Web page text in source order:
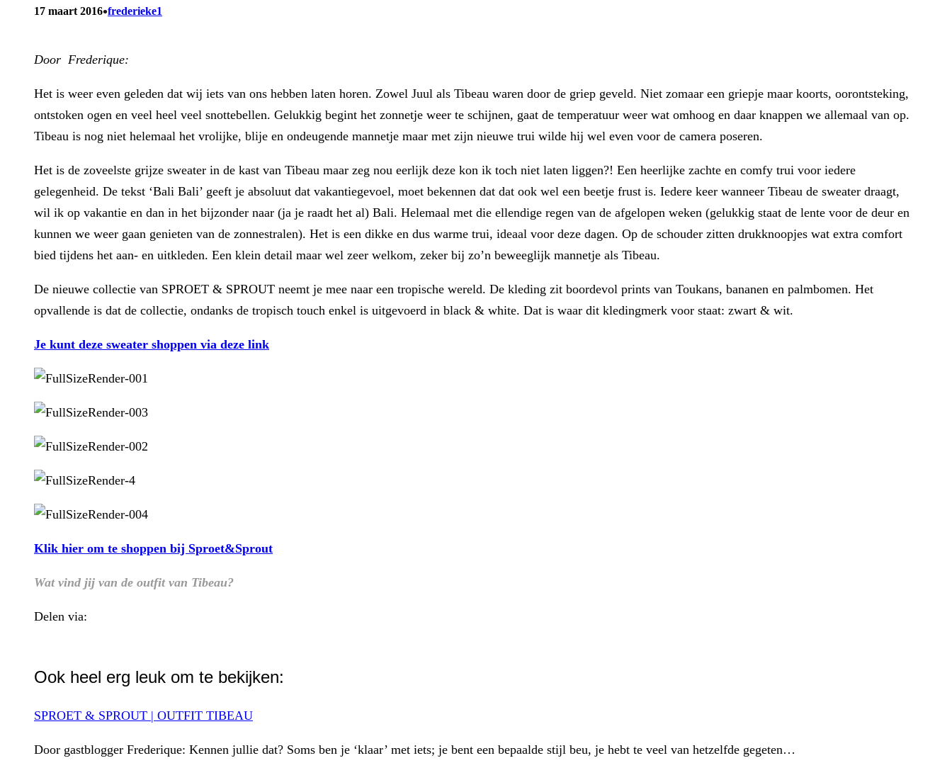
17 maart 2016•frederieke1
Door Frederique:
Het is weer even geleden dat wij iets van ons hebben laten horen. Zowel Juul als Tibeau waren door de griep geveld. Niet zomaar een griepje maar koorts, oorontsteking,
ontstoken ogen en veel heel veel snottebellen. Gelukkig begint het zonnetje weer te schijnen, gaat de temperatuur weer wat omhoog en daar knappen we allemaal van op.
Tibeau is nog niet helemaal het vrolijke, blije en ondeugende mannetje maar met zijn nieuwe trui wilde hij wel even voor de camera poseren.
Het is de zoveelste grijze sweater in de kast van Tibeau maar zeg nou eerlijk deze kon ik toch niet laten liggen?! Een heerlijke zachte en comfy trui voor iedere
gelegenheid. De tekst ‘Bali Bali’ geeft je absoluut dat vakantiegevoel, moet bekennen dat dat ook wel een beetje frust is. Iedere keer wanneer Tibeau de sweater draagt,
wil ik op vakantie en dan in het bijzonder naar (ja je raadt het al) Bali. Helemaal met die ellendige regen van de afgelopen weken (gelukkig staat de lente voor de deur en
kunnen we weer gaan genieten van de zonnestralen). Het is een dikke en dus warme trui, ideaal voor deze dagen. Op de schouder zitten drukknoopjes wat extra comfort
bied tijdens het aan- en uitkleden. Een klein detail maar wel zeer welkom, zeker bij zo’n beweeglijk mannetje als Tibeau.
De nieuwe collectie van SPROET & SPROUT neemt je mee naar een tropische wereld. De kleding zit boordevol prints van Toukans, bananen en palmbomen. Het
opvallende is dat de collectie, ondanks de tropisch touch enkel is uitgevoerd in black & white. Dat is waar dit kledingmerk voor staat: zwart & wit.
Je kunt deze sweater shoppen via deze link
Klik hier om te shoppen bij Sproet&Sprout
Wat vind jij van de outfit van Tibeau?
Delen via:
Ook heel erg leuk om te bekijken:
SPROET & SPROUT | OUTFIT TIBEAU
Door gastblogger Frederique: Kennen jullie dat? Soms ben je ‘klaar’ met iets; je bent een bepaalde stijl beu, je hebt te veel van hetzelfde gegeten…